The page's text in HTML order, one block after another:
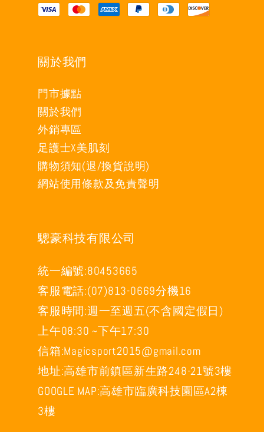
關於我們
門市據點
關於我們
外銷專區
足護士X美肌刻
購物須知(退/換貨說明)
網站使用條款及免責聲明
驄豪科技有限公司
統一編號:80453665
客服電話:(07)813-0669分機16
客服時間:週一至週五(不含國定假日)
上午08:30 ~下午17:30
信箱:Magicsport2015@gmail.com
地址:高雄市前鎮區新生路248-21號3樓
GOOGLE MAP:高雄市臨廣科技園區A2棟
3樓